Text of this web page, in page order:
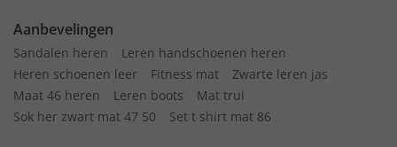
Aanbevelingen
Sandalen heren
Leren handschoenen heren
Heren schoenen leer
Fitness mat
Zwarte leren jas
Maat 46 heren
Leren boots
Mat trui
Sok her zwart mat 47 50
Set t shirt mat 86